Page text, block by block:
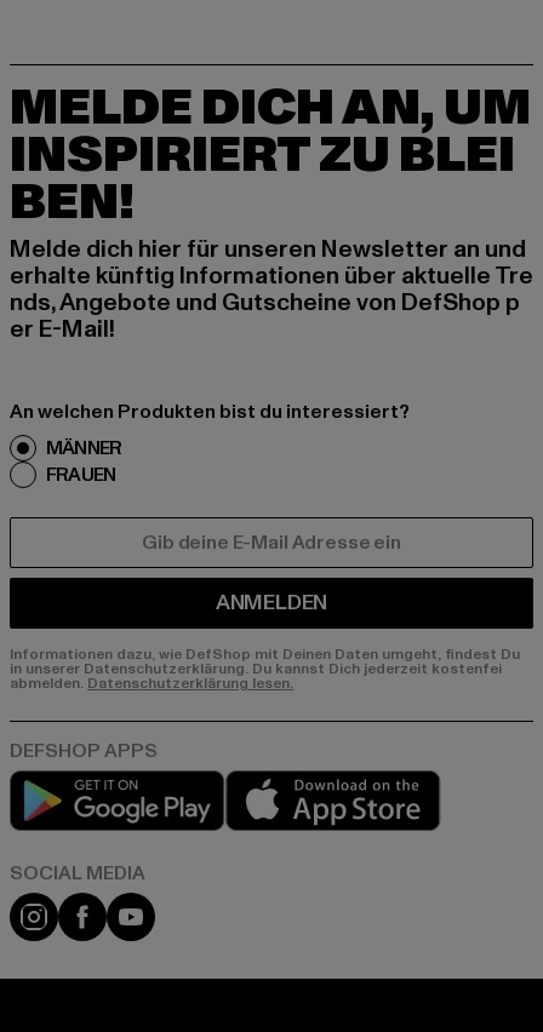
MELDE DICH AN, UM
INSPIRIERT ZU BLEI
BEN!
Melde dich hier für unseren Newsletter an und
erhalte künftig Informationen über aktuelle Tre
nds, Angebote und Gutscheine von DefShop p
er E-Mail!
An welchen Produkten bist du interessiert?
MÄNNER
FRAUEN
ANMELDEN
Informationen dazu, wie DefShop mit Deinen Daten umgeht, findest Du
in unserer Datenschutzerklärung. Du kannst Dich jederzeit kostenfei
abmelden. Datenschutzerklärung lesen.
Play market
Instagram
FacebookYouTube